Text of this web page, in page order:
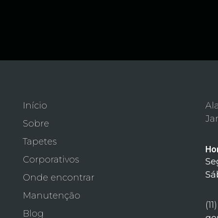
Início
Sobre
Tapetes
Corporativos
Onde encontrar
Manutenção
Blog